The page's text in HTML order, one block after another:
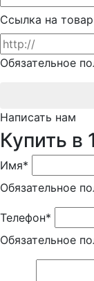
Ссылка на
Обязательное
Написать нам
Купить в
Имя*
Обязательное
Телефон*
Обязательное